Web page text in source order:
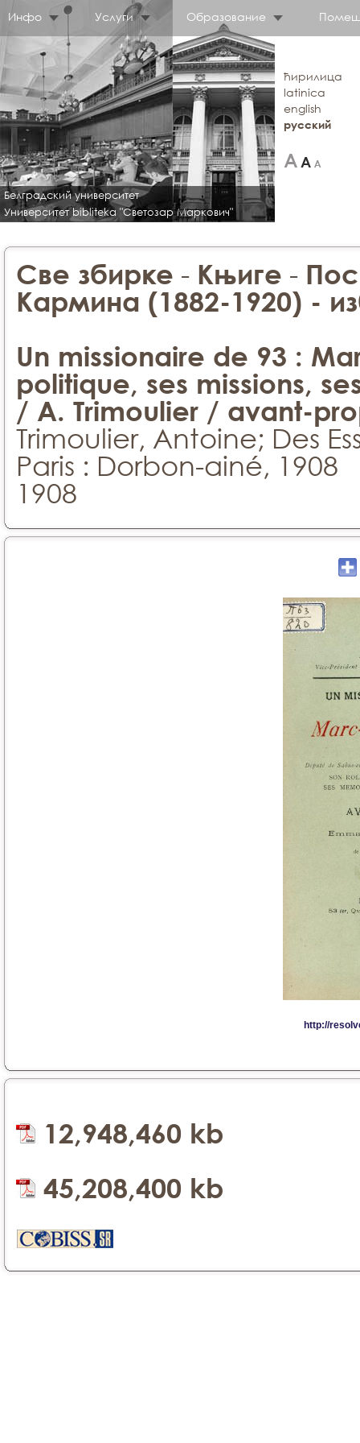
Инфо Услуги Образование
Белградский университет
Университет bibliteka "Светозар Маркович"
ћирилица
latinica
english
русский
Све збирке - Књиге -
Кармина (1882-1920) -
Un missionaire de 93 :
politique, ses missions,
/ A. Trimoulier / avant-
Trimoulier, Antoine; Des
Paris : Dorbon-ainé, 1908
1908
12,948,460 kb
45,208,400 kb